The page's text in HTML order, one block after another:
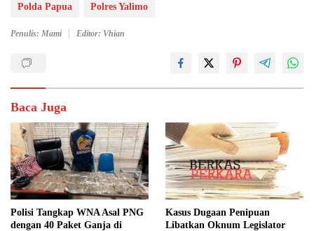
Polda Papua Polres Yalimo
Penulis: Mami Editor: Vhian
Baca Juga
Polisi Tangkap WNA Asal PNG
dengan 40 Paket Ganja di
Kasus Dugaan Penipuan
Libatkan Oknum Legislator